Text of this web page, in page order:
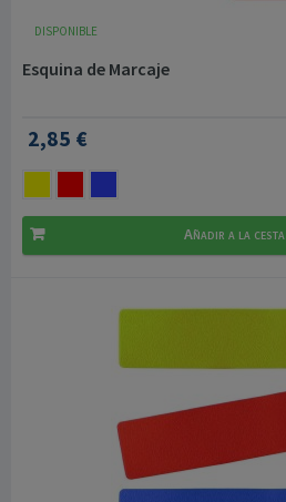
DISPONIBLE
Esquina de Marcaje
2,85 €
Añadir a la cesta